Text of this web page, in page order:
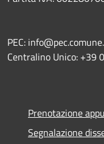
PEC:
Centralino Unico: +39
Prenotazione
Segnalazione